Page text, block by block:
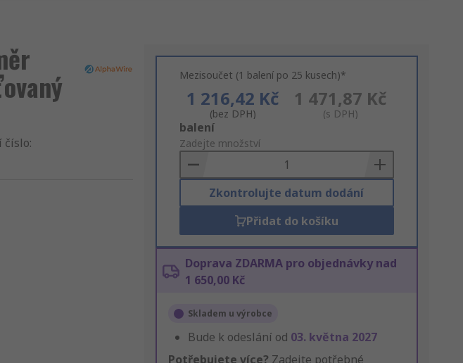
číslo:
Mezisoučet (1 balení po 25 kusech)*
1 216,42 Kč
(bez DPH)
1 471,87 Kč
(s DPH)
Add
to
Basket
balení
Zadejte množství
Zkontrolujte datum dodání
Přidat do košíku
Doprava ZDARMA pro objednávky nad
1 650,00 Kč
Skladem u výrobce
Bude k odeslání od 03. května 2027
Potřebujete více? Zadejte potřebné